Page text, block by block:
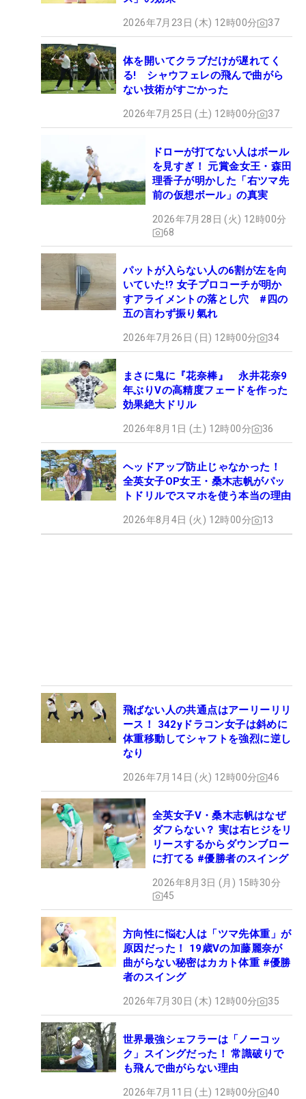
2026年7月23日 (木) 12時00分 37
体を開いてクラブだけが遅れてく
る! シャウフェレの飛んで曲がら
ない技術がすごかった
2026年7月25日 (土) 12時00分 37
ドローが打てない人はボール
を見すぎ！ 元賞金女王・森田
理香子が明かした「右ツマ先
前の仮想ボール」の真実
2026年7月28日 (火) 12時00分
68
パットが入らない人の6割が左を向
いていた!? 女子プロコーチが明か
すアライメントの落とし穴 #四の
五の言わず振り氣れ
2026年7月26日 (日) 12時00分 34
まさに鬼に『花奈棒』 永井花奈9
年ぶりVの高精度フェードを作った
効果絶大ドリル
2026年8月1日 (土) 12時00分 36
ヘッドアップ防止じゃなかった！
全英女子OP女王・桑木志帆がパッ
トドリルでスマホを使う本当の理由
2026年8月4日 (火) 12時00分 13
飛ばない人の共通点はアーリーリリ
ース！ 342yドラコン女子は斜めに
体重移動してシャフトを強烈に逆し
なり
2026年7月14日 (火) 12時00分 46
全英女子V・桑木志帆はなぜ
ダフらない？ 実は右ヒジをリ
リースするからダウンブロー
に打てる #優勝者のスイング
2026年8月3日 (月) 15時30分
45
方向性に悩む人は「ツマ先体重」が
原因だった！ 19歳Vの加藤麗奈が
曲がらない秘密はカカト体重 #優勝
者のスイング
2026年7月30日 (木) 12時00分 35
世界最強シェフラーは「ノーコッ
ク」スイングだった！ 常識破りで
も飛んで曲がらない理由
2026年7月11日 (土) 12時00分 40